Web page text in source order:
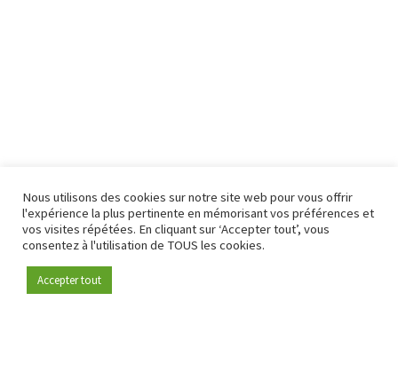
Devenez membre
Nous utilisons des cookies sur notre site web pour vous offrir
l'expérience la plus pertinente en mémorisant vos préférences et
vos visites répétées. En cliquant sur ‘Accepter tout’, vous
consentez à l'utilisation de TOUS les cookies.
Accepter tout